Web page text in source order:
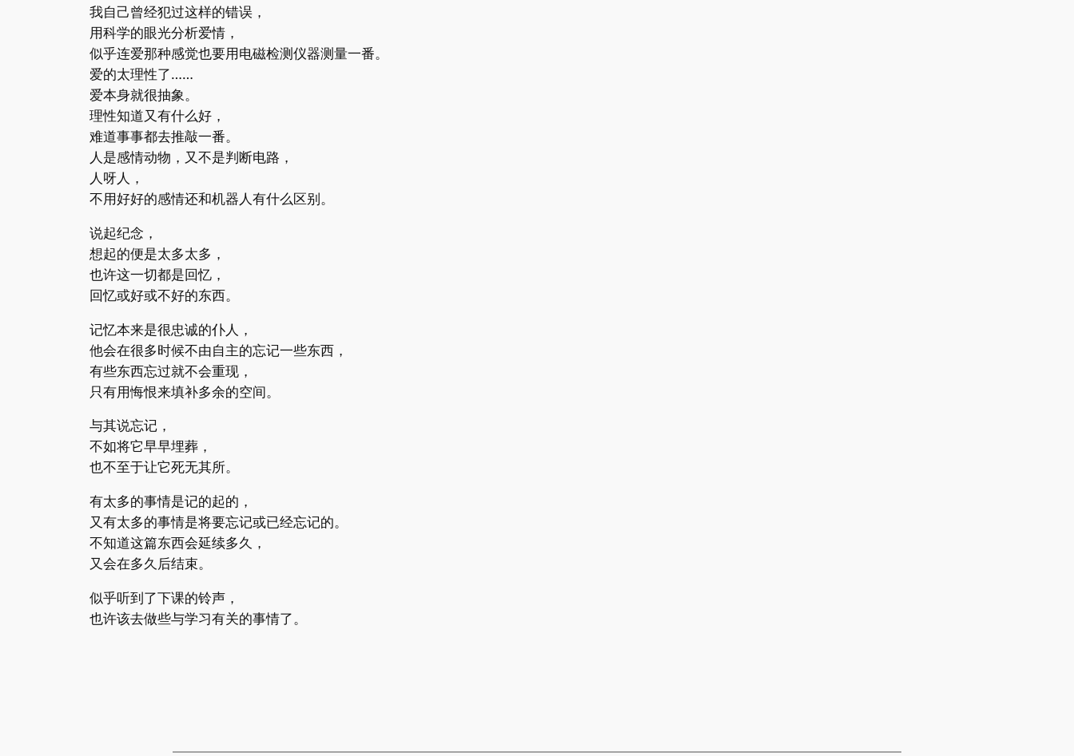
我自己曾经犯过这样的错误，
用科学的眼光分析爱情，
似乎连爱那种感觉也要用电磁检测仪器测量一番。
爱的太理性了……
爱本身就很抽象。
理性知道又有什么好，
难道事事都去推敲一番。
人是感情动物，又不是判断电路，
人呀人，
不用好好的感情还和机器人有什么区别。
说起纪念，
想起的便是太多太多，
也许这一切都是回忆，
回忆或好或不好的东西。
记忆本来是很忠诚的仆人，
他会在很多时候不由自主的忘记一些东西，
有些东西忘过就不会重现，
只有用悔恨来填补多余的空间。
与其说忘记，
不如将它早早埋葬，
也不至于让它死无其所。
有太多的事情是记的起的，
又有太多的事情是将要忘记或已经忘记的。
不知道这篇东西会延续多久，
又会在多久后结束。
似乎听到了下课的铃声，
也许该去做些与学习有关的事情了。